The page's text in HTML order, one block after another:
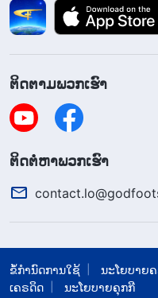
ອັກສອນຢ່າງໜັກແໜ້ນ ແ
ພວກເຂົາເພື່ອປະຕິເສດ ແ
ຄຳສັ່ງສອນຂອງອົງພຣະ
ອຳນາດຫຼາຍສໍ່າໃດກໍຕາມ
ຮັບຄໍາສອນເຫຼົ່ານັ້ນ ແລະ
ສາບແຊ່ງ ແລະ ລົງໂທດ.
ສະນັ້ນ ເມື່ອກ່ຽວຂ້ອງກັບ
ພວກເຮົາຄວນຍຶດຕິດກັບ
ໜັກແໜ້ນ ແລະ ພຽງແຕ່ນ
ຕິດຕາມພວກເຮົາ
​ຕິດ​ຕໍ່​ຫາ​ພວກ​ເຮົາ
ຂໍ້ກຳນົດການໃຊ້
ນະໂຍບາຍ
ເຄຣດິດ
ນະໂຍບາຍຄຸກກີ